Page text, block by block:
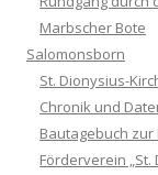
Marbscher Bote
Salomonsborn
St. Dionysius-
Chronik und
Bautagebuch
Förderverein